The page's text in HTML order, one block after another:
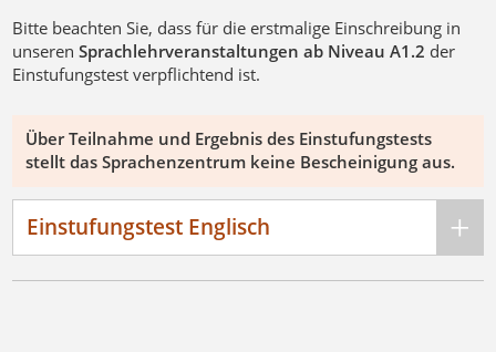
Bitte beachten Sie, dass für die erstmalige Einschreibung in
unserenSprachlehrveranstaltungen ab Niveau A1.2 der
Einstufungstest verpflichtend ist.
Über Teilnahme und Ergebnis des Einstufungstests
stellt das Sprachenzentrum keine Bescheinigung aus.
Einstufungstest Englisch